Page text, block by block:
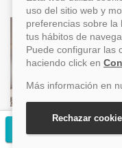
Yacht Club Deluxe
Categoría YC1